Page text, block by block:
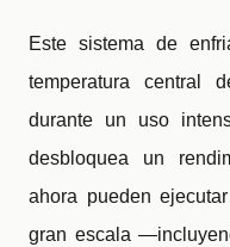
Este sistema de
temperatura central
durante un uso
desbloquea un
ahora pueden
gran escala